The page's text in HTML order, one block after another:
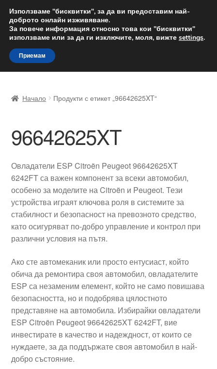
ДОСТАВКА от 12 лв.
Доставка по целия свят
Skip
to
navigation
Skip
to
content
Доставка по целия свят
Жалби
Количка
Контакт
Моята сметка
Плащанията
Политика за поверителност
Правила и условия
Процедура за рекламации
Разгледайте
Начало Продукти с етикет „96642625XT“
96642625XT
Овладатели ESP Citroën Peugeot 96642625XT
6242FT са важен компонент за всеки автомобил,
особено за моделите на Citroën и Peugeot. Тези
устройства играят ключова роля в системите за
стабилност и безопасност на превозното средство,
като осигуряват по-добро управление и контрол при
различни условия на пътя.
Ако сте автомеканик или просто ентусиаст, който
обича да ремонтира своя автомобил, овладателите
ESP са незаменим елемент, който не само повишава
безопасността, но и подобрява цялостното
представяне на автомобила. Избирайки овладатели
ESP Citroën Peugeot 96642625XT 6242FT, вие
инвестирате в качество и надеждност, от които се
нуждаете, за да поддържате своя автомобил в най-
добро състояние.
Използваме "бисквитки", за да ви предоставим най-
доброто онлайн изживяване.
За повече информация относно това кои "бисквитки"
използваме или за да ги изключите, моля, вижте settings.
Приемам